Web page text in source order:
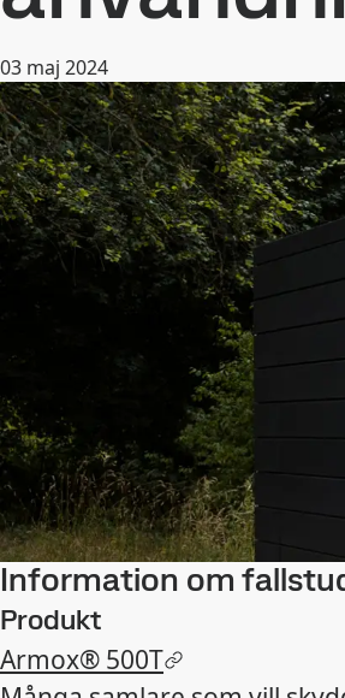
03 maj 2024
Information om
Produkt
Armox® 500T